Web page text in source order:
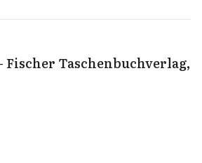
Taschenbuchverlag,